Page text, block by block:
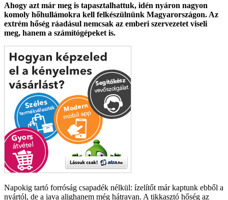
Ahogy azt már meg is tapasztalhattuk, idén nyáron nagyon
komoly hőhullámokra kell felkészülnünk Magyarországon. Az
extrém hőség ráadásul nemcsak az emberi szervezetet viseli
meg, hanem a számítógépeket is.
Napokig tartó forróság csapadék nélkül: ízelítőt már kaptunk ebből a
nyártól, de a java alighanem még hátravan. A tikkasztó hőség az